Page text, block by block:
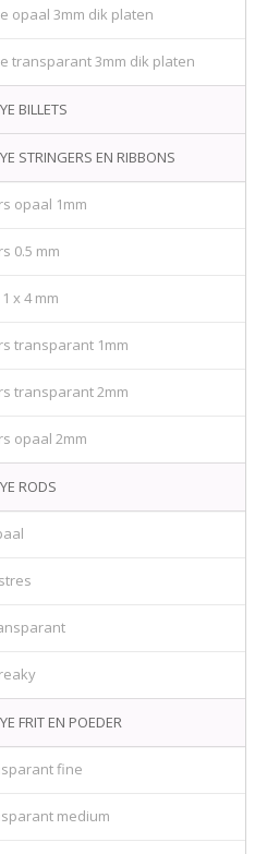
opaal 3mm dik platen
transparant 3mm dik platen
BILLETS
STRINGERS EN RIBBONS
opaal 1mm
0.5 mm
x 4 mm
transparant 1mm
transparant 2mm
opaal 2mm
RODS
FRIT EN POEDER
fine
medium